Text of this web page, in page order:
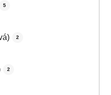
5
2
2